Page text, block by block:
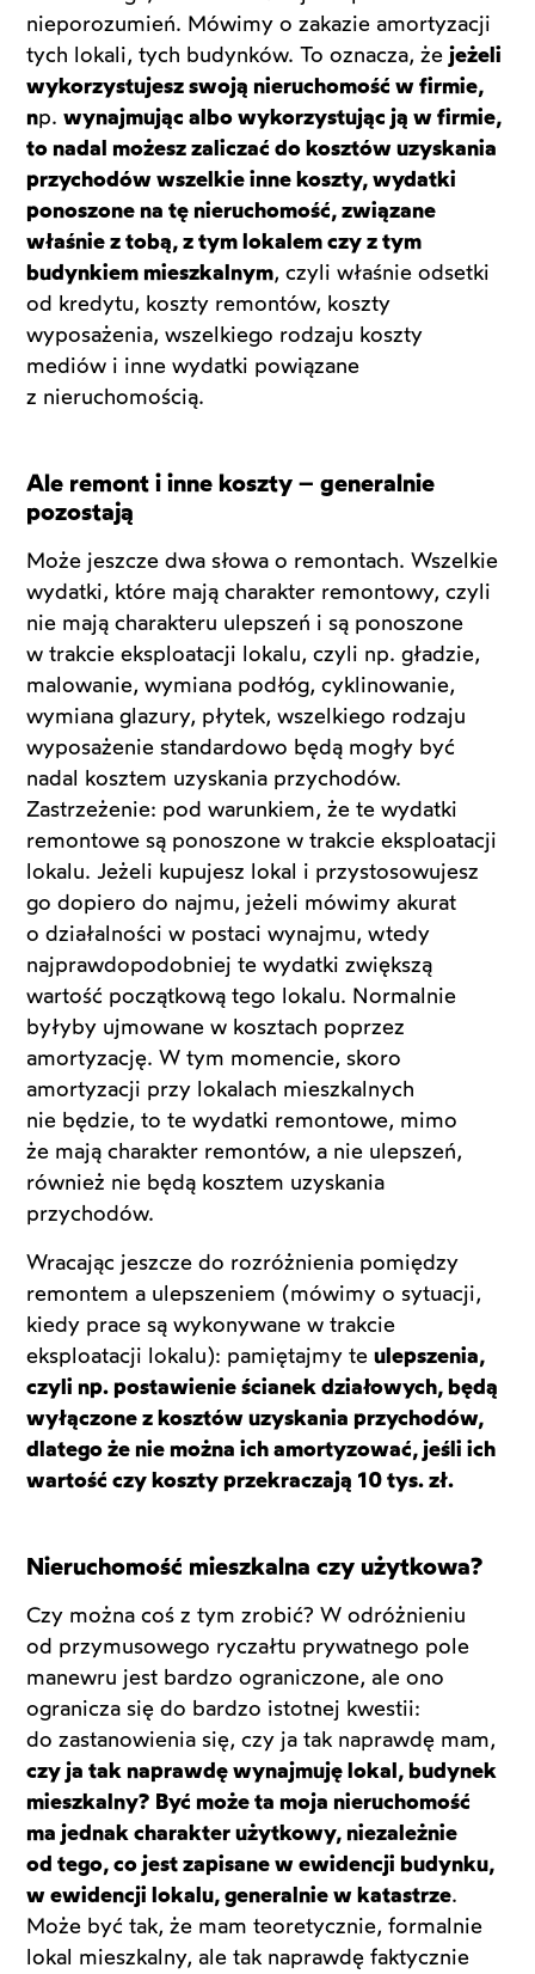
nieporozumień. Mówimy o zakazie amortyzacji
tych lokali, tych budynków. To oznacza, żejeżeli
wykorzystujesz swoją nieruchomość w firmie,
np.wynajmując albo wykorzystując ją w firmie,
to nadal możesz zaliczać do kosztów uzyskania
przychodów wszelkie inne koszty, wydatki
ponoszone na tę nieruchomość, związane
właśnie z tobą, z tym lokalem czy z tym
budynkiem mieszkalnym, czyli właśnie odsetki
od kredytu, koszty remontów, koszty
wyposażenia, wszelkiego rodzaju koszty
mediów i inne wydatki powiązane
z nieruchomością.
Ale remont i inne koszty – generalnie
pozostają
Może jeszcze dwa słowa o remontach. Wszelkie
wydatki, które mają charakter remontowy, czyli
nie mają charakteru ulepszeń i są ponoszone
w trakcie eksploatacji lokalu, czyli np. gładzie,
malowanie, wymiana podłóg, cyklinowanie,
wymiana glazury, płytek, wszelkiego rodzaju
wyposażenie standardowo będą mogły być
nadal kosztem uzyskania przychodów.
Zastrzeżenie: pod warunkiem, że te wydatki
remontowe są ponoszone w trakcie eksploatacji
lokalu. Jeżeli kupujesz lokal i przystosowujesz
go dopiero do najmu, jeżeli mówimy akurat
o działalności w postaci wynajmu, wtedy
najprawdopodobniej te wydatki zwiększą
wartość początkową tego lokalu. Normalnie
byłyby ujmowane w kosztach poprzez
amortyzację. W tym momencie, skoro
amortyzacji przy lokalach mieszkalnych
nie będzie, to te wydatki remontowe, mimo
że mają charakter remontów, a nie ulepszeń,
również nie będą kosztem uzyskania
przychodów.
Wracając jeszcze do rozróżnienia pomiędzy
remontem a ulepszeniem (mówimy o sytuacji,
kiedy prace są wykonywane w trakcie
eksploatacji lokalu): pamiętajmy teulepszenia,
czyli np. postawienie ścianek działowych, będą
wyłączone z kosztów uzyskania przychodów,
dlatego że nie można ich amortyzować, jeśli ich
wartość czy koszty przekraczają 10 tys. zł.
Nieruchomość mieszkalna czy użytkowa?
Czy można coś z tym zrobić? W odróżnieniu
od przymusowego ryczałtu prywatnego pole
manewru jest bardzo ograniczone, ale ono
ogranicza się do bardzo istotnej kwestii:
do zastanowienia się, czy ja tak naprawdę mam,
czy ja tak naprawdę wynajmuję lokal, budynek
mieszkalny? Być może ta moja nieruchomość
ma jednak charakter użytkowy, niezależnie
od tego, co jest zapisane w ewidencji budynku,
w ewidencji lokalu, generalnie w katastrze.
Może być tak, że mam teoretycznie, formalnie
lokal mieszkalny, ale tak naprawdę faktycznie